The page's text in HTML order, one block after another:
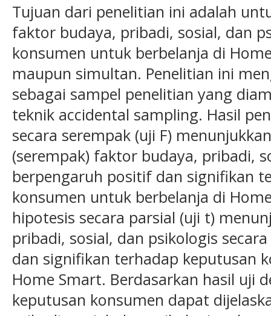
Tujuan dari penelitian ini adalah
faktor budaya, pribadi, sosial, dan
konsumen untuk berbelanja di
maupun simultan. Penelitian ini
sebagai sampel penelitian yang
teknik accidental sampling. Hasil
secara serempak (uji F)
(serempak) faktor budaya, pribadi,
berpengaruh positif dan signifikan
konsumen untuk berbelanja di
hipotesis secara parsial (uji t)
pribadi, sosial, dan psikologis
dan signifikan terhadap keputusan
Home Smart. Berdasarkan hasil uji
keputusan konsumen dapat